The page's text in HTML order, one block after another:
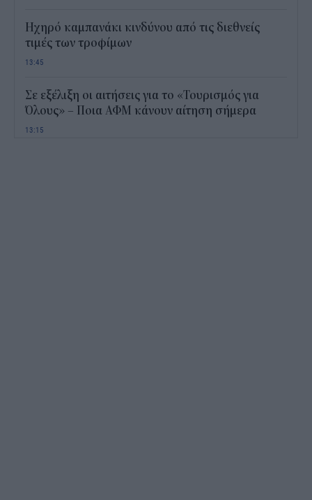
Ηχηρό καμπανάκι κινδύνου από τις διεθνείς
τιμές των τροφίμων
13:45
Σε εξέλιξη οι αιτήσεις για το «Τουρισμός για
Όλους» – Ποια ΑΦΜ κάνουν αίτηση σήμερα
13:15